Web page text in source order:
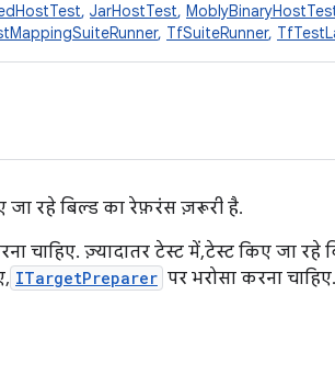
, JarHostTest,
, TfSuiteRunner,
रहे बिल्ड का रेफ़रंस ज़रूरी है.
ज़्यादातर टेस्ट में, टेस्ट किए जा रहे
ITargetPreparer पर भरोसा करना चाहिए.